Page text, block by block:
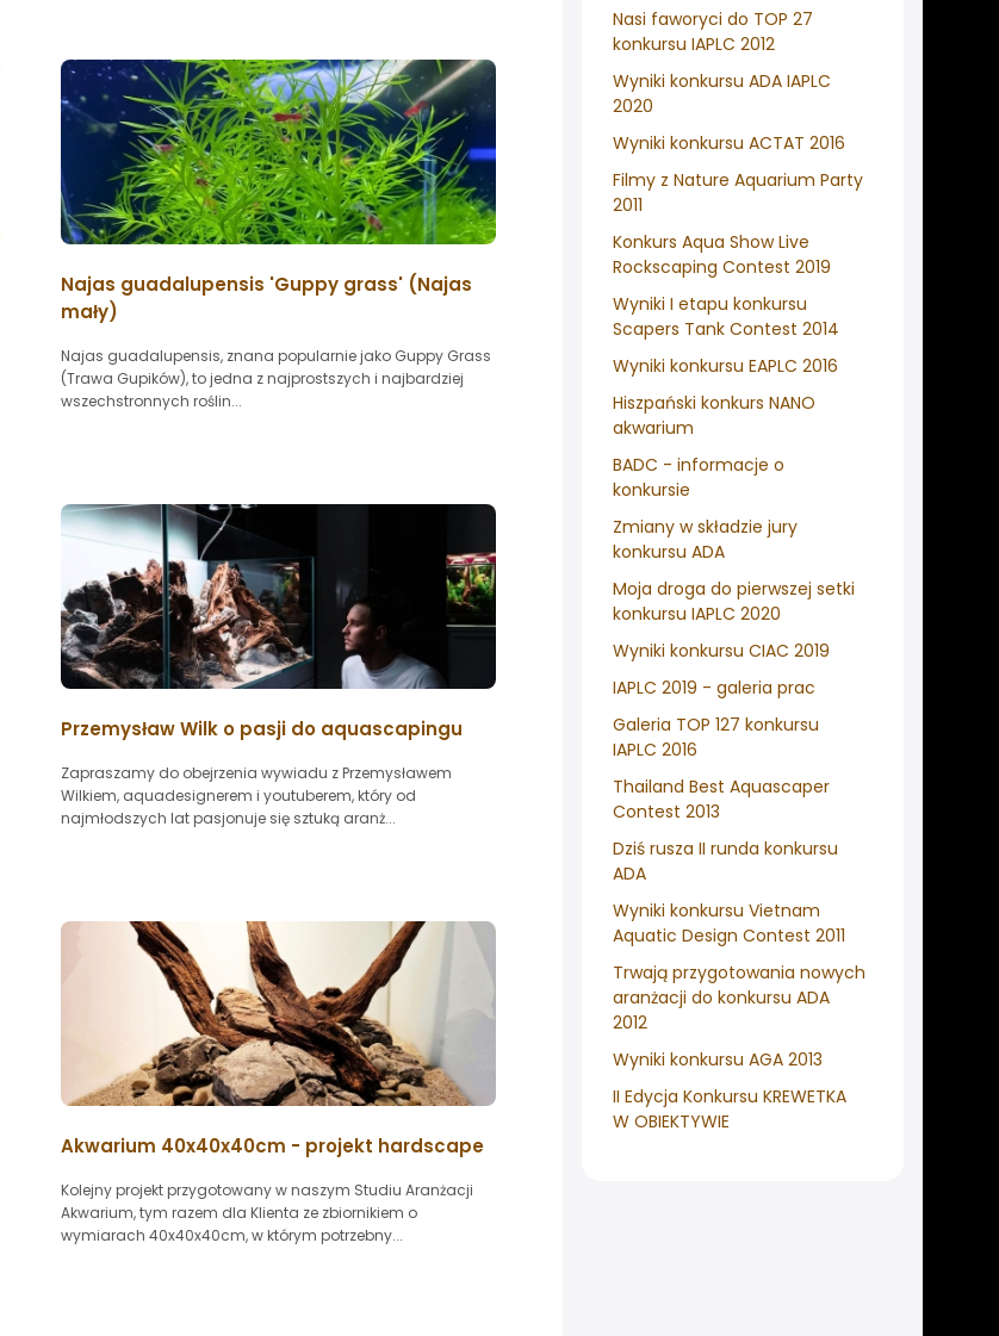
Nasi faworyci do TOP 27
konkursu IAPLC 2012
Wyniki konkursu ADA IAPLC
2020
Wyniki konkursu ACTAT 2016
Filmy z Nature Aquarium Party
2011
Konkurs Aqua Show Live
Rockscaping Contest 2019
Wyniki I etapu konkursu
Scapers Tank Contest 2014
Wyniki konkursu EAPLC 2016
Hiszpański konkurs NANO
akwarium
BADC - informacje o
konkursie
Zmiany w składzie jury
konkursu ADA
Moja droga do pierwszej setki
konkursu IAPLC 2020
Wyniki konkursu CIAC 2019
IAPLC 2019 - galeria prac
Galeria TOP 127 konkursu
IAPLC 2016
Thailand Best Aquascaper
Contest 2013
Dziś rusza II runda konkursu
ADA
Wyniki konkursu Vietnam
Aquatic Design Contest 2011
Trwają przygotowania nowych
aranżacji do konkursu ADA
2012
Wyniki konkursu AGA 2013
II Edycja Konkursu KREWETKA
W OBIEKTYWIE
Najas guadalupensis 'Guppy grass' (Najas
mały)
Najas guadalupensis, znana popularnie jako Guppy Grass
(Trawa Gupików), to jedna z najprostszych i najbardziej
wszechstronnych roślin...
Przemysław Wilk o pasji do aquascapingu
Zapraszamy do obejrzenia wywiadu z Przemysławem
Wilkiem, aquadesignerem i youtuberem, który od
najmłodszych lat pasjonuje się sztuką aranż...
Akwarium 40x40x40cm - projekt hardscape
Kolejny projekt przygotowany w naszym Studiu Aranżacji
Akwarium, tym razem dla Klienta ze zbiornikiem o
wymiarach 40x40x40cm, w którym potrzebny...